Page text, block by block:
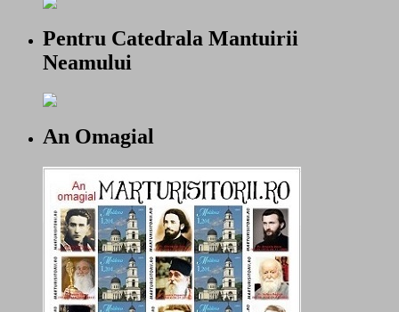
Pentru Catedrala Mantuirii
Neamului
An Omagial